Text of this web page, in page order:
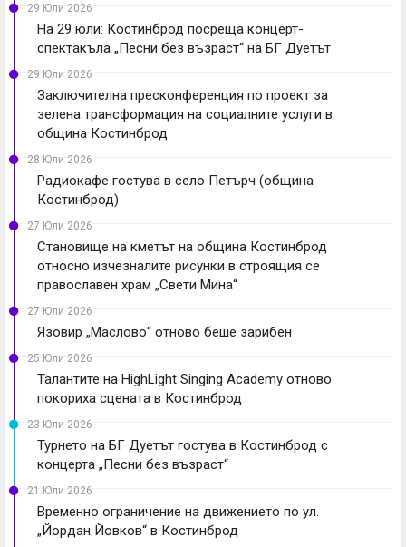
29 Юли 2026
На 29 юли: Костинброд посреща концерт-
спектакъла „Песни без възраст“ на БГ Дуетът
29 Юли 2026
Заключителна пресконференция по проект за
зелена трансформация на социалните услуги в
община Костинброд
28 Юли 2026
Радиокафе гостува в село Петърч (община
Костинброд)
27 Юли 2026
Становище на кметът на община Костинброд
относно изчезналите рисунки в строящия се
православен храм „Свети Мина“
27 Юли 2026
Язовир „Маслово“ отново беше зарибен
25 Юли 2026
Талантите на HighLight Singing Academy отново
покориха сцената в Костинброд
23 Юли 2026
Турнето на БГ Дуетът гостува в Костинброд с
концерта „Песни без възраст“
21 Юли 2026
Временно ограничение на движението по ул.
„Йордан Йовков“ в Костинброд